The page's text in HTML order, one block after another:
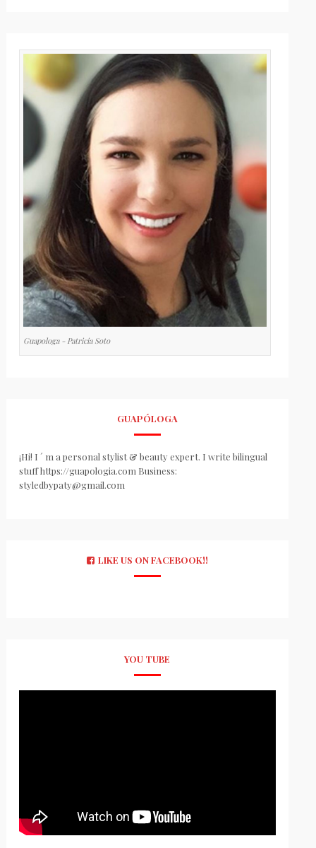
Guapologa - Patricia Soto
GUAPÓLOGA
¡Hi! I ´ m a personal stylist & beauty expert. I write bilingual
stuff https://guapologia.com Business:
styledbypaty@gmail.com
LIKE US ON FACEBOOK!!
YOU TUBE